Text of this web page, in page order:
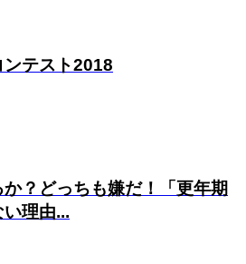
ンテスト2018
？どっちも嫌だ！「更年期
理由...